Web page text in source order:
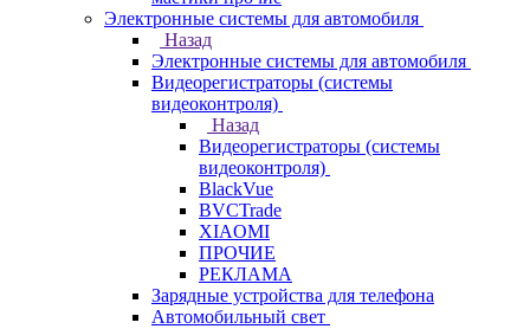
Электронные системы для автомобиля
Назад
Электронные системы для автомобиля
Видеорегистраторы (системы
видеоконтроля)
Назад
Видеорегистраторы (системы
видеоконтроля)
BlackVue
BVCTrade
XIAOMI
ПРОЧИЕ
РЕКЛАМА
Зарядные устройства для телефона
Автомобильный свет